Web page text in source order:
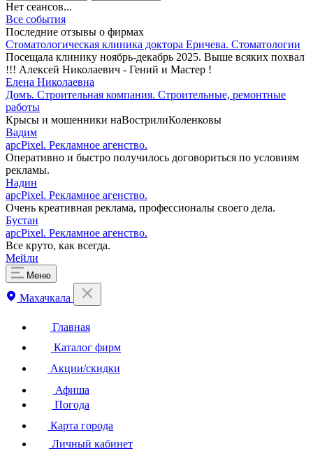
Нет сеансов...
Все события
Последние отзывы о фирмах
Стоматологическая клиника доктора Еричева. Стоматологии
Посещала клинику ноябрь-декабрь 2025. Выше всяких похвал
!!! Алексей Николаевич - Гений и Мастер !
Елена Николаевна
Домъ. Строительная компания. Строительные, ремонтные
работы
Крысы и мошенники наВострилиКоленковы
Вадим
apcPixel. Рекламное агенство.
Оперативно и быстро получилось договориться по условиям
рекламы.
Надин
apcPixel. Рекламное агенство.
Очень креативная реклама, профессионалы своего дела.
Бустан
apcPixel. Рекламное агенство.
Все круто, как всегда.
Мейли
Меню
Махачкала
Главная
Каталог фирм
Акции/скидки
Афиша
Погода
Карта города
Личный кабинет